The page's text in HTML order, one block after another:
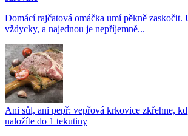
Domácí rajčatová omáčka umí pěkně zaskočit.
vždycky, a najednou je nepříjemně...
Ani sůl, ani pepř: vepřová krkovice zkřehne,
naložíte do 1 tekutiny